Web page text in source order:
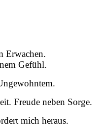
Erwachen.
Gefühl.
Freude neben Sorge.
mich heraus.